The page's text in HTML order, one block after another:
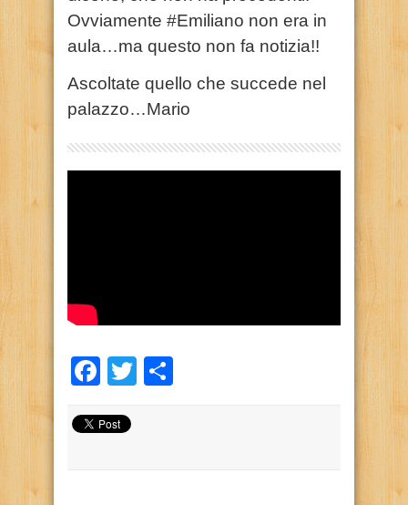
Ovviamente #Emiliano non era in
aula…ma questo non fa notizia!!
Ascoltate quello che succede nel
palazzo…Mario
Facebook
Twitter